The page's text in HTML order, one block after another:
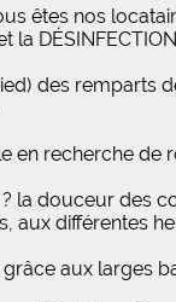
êtes nos
des remparts
en recherche de
la douceur des
aux différentes
aux larges